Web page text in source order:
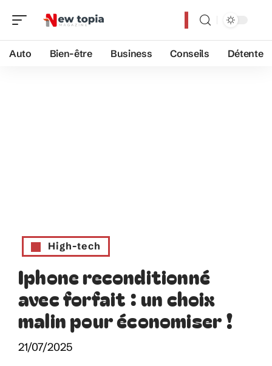
Auto Bien-être Business Conseils Détente
High-tech
Iphone reconditionné
avec forfait : un choix
malin pour économiser !
21/07/2025